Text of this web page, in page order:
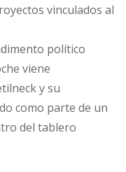
vinculados al
político
viene
y su
como parte de un
del tablero